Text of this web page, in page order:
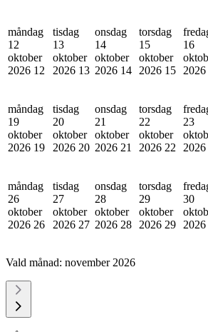
måndag
12
oktober
2026 12
tisdag
13
oktober
2026 13
onsdag
14
oktober
2026 14
torsdag
15
oktober
2026 15
16
2026
måndag
19
oktober
2026 19
tisdag
20
oktober
2026 20
onsdag
21
oktober
2026 21
torsdag
22
oktober
2026 22
23
2026
måndag
26
oktober
2026 26
tisdag
27
oktober
2026 27
onsdag
28
oktober
2026 28
torsdag
29
oktober
2026 29
30
2026
Vald månad: november 2026